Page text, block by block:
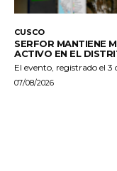
CUSCO
SERFOR MANTIENE
ACTIVO EN EL
El evento, registrado el 3
07/08/2026